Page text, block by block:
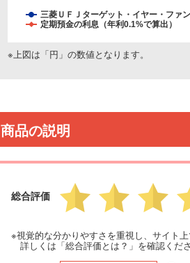
三菱ＵＦＪターゲット・イヤー・ファ
定期預金の利息（年利0.1%で算出）
※上図は「円」の数値となります。
商品の説明
総合評価
※視覚的な分かりやすさを重視し、サイト
詳しくは「総合評価とは？」を確認くださ